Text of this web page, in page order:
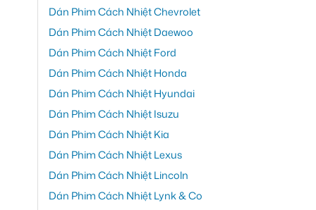
Dán Phim Cách Nhiệt Chevrolet
Dán Phim Cách Nhiệt Daewoo
Dán Phim Cách Nhiệt Ford
Dán Phim Cách Nhiệt Honda
Dán Phim Cách Nhiệt Hyundai
Dán Phim Cách Nhiệt Isuzu
Dán Phim Cách Nhiệt Kia
Dán Phim Cách Nhiệt Lexus
Dán Phim Cách Nhiệt Lincoln
Dán Phim Cách Nhiệt Lynk & Co